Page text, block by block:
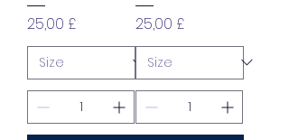
Pris
25,00 £
Pris
25,00 £